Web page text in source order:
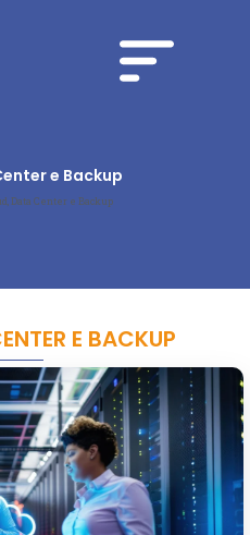
e Backup
Data Center e Backup
E BACKUP